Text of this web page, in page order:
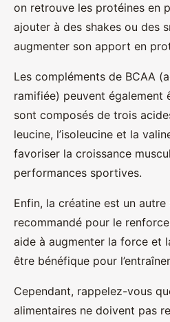
on retrouve les protéines en
ajouter à des shakes ou des
augmenter son apport en
Les compléments de BCAA
ramifiée) peuvent également
sont composés de trois
leucine, l’isoleucine et la
favoriser la croissance
performances sportives.
Enfin, la créatine est un
recommandé pour le
aide à augmenter la force et
être bénéfique pour
Cependant, rappelez-vous
alimentaires ne doivent pas